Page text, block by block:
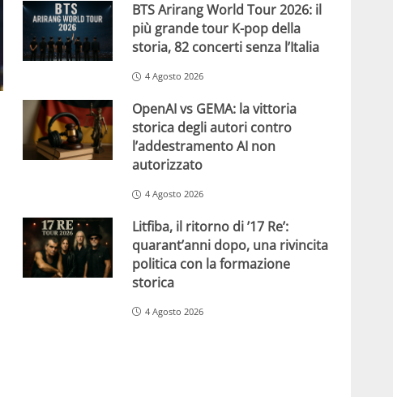
BTS Arirang World Tour 2026: il
più grande tour K-pop della
storia, 82 concerti senza l’Italia
4 Agosto 2026
OpenAI vs GEMA: la vittoria
storica degli autori contro
l’addestramento AI non
autorizzato
4 Agosto 2026
Litfiba, il ritorno di ’17 Re’:
quarant’anni dopo, una rivincita
politica con la formazione
storica
4 Agosto 2026